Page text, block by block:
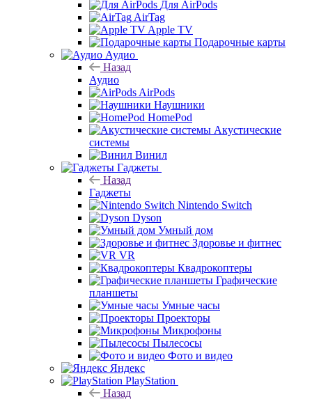
Для AirPods
AirTag
Apple TV
Подарочные карты
Аудио
Назад
Аудио
AirPods
Наушники
HomePod
Акустические
системы
Винил
Гаджеты
Назад
Гаджеты
Nintendo Switch
Dyson
Умный дом
Здоровье и фитнес
VR
Квадрокоптеры
Графические
планшеты
Умные часы
Проекторы
Микрофоны
Пылесосы
Фото и видео
Яндекс
PlayStation
Назад